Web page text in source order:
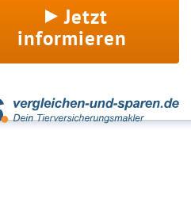
Jetzt
informieren